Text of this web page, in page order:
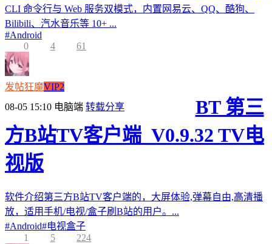
CLI 命令行与 Web 服务双模式，内置网易云、QQ、酷狗、
Bilibili、汽水音乐等 10+ ...
#Android
0
4 61
发帖狂魔VIP2
08-05 15:10 电脑端 转载分享
BT 第三
方B站TV客户端_V0.9.32 TV电
视版
软件介绍第三方B站TV客户端的，大屏体验,弹幕自由,高清播
放，适用手机/电视/盒子刷B站的用户。...
#Android#电视盒子
1
5 224